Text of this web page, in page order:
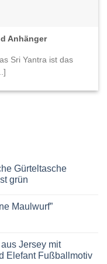
Gürteltasche
grün
Maulwurf”
Jersey mit
Elefant Fußballmotiv
Anhänger
Sri Yantra ist das